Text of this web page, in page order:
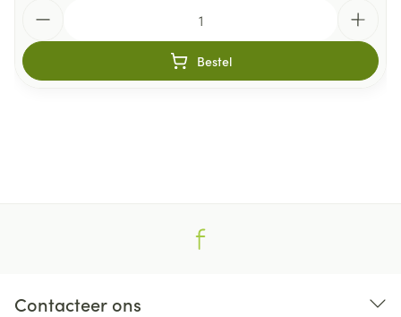
Bestel
Contacteer ons